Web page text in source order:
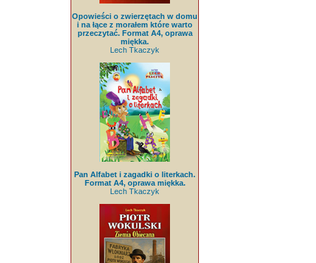
Opowieści o zwierzętach w domu
i na łące z morałem które warto
przeczytać. Format A4, oprawa
miękka.
Lech Tkaczyk
Pan Alfabet i zagadki o literkach.
Format A4, oprawa miękka.
Lech Tkaczyk